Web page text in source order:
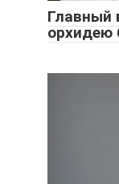
Главный
орхидею